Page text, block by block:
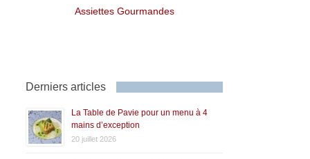
Assiettes Gourmandes
Derniers articles
La Table de Pavie pour un menu à 4
mains d’exception
20 juillet 2026